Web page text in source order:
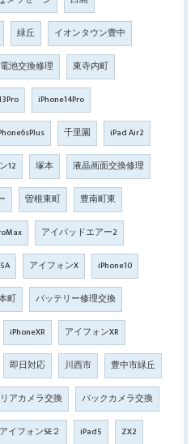
緑丘 イオンタウン豊中
電池交換修理 東寺内町
iPhone14Pro
千里園 iPad Air2
12 塚本 液晶画面交換修理
曽根東町 豊南町東
アイパッドエアー2
アイフォンX iPhone10
町 バッテリー修理交換
iPhoneXR アイフォンXR
即日対応 川西市 豊中市緑丘
リアカメラ交換 バックカメラ交換
アイフォンSE２ iPad5 ZX2